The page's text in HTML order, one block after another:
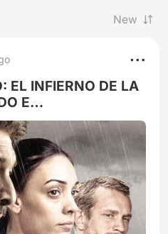
New
EL INFIERNO DE LA
E
DOGMÁTICO.